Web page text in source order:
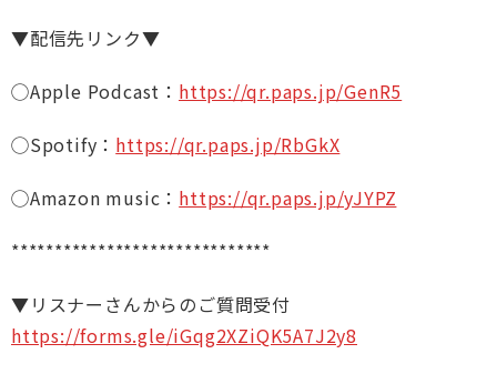
▼配信先リンク▼
◯Apple Podcast： https://qr.paps.jp/GenR5
◯Spotify： https://qr.paps.jp/RbGkX
◯Amazon music： https://qr.paps.jp/yJYPZ
******************************
▼リスナーさんからのご質問受付
https://forms.gle/iGqg2XZiQK5A7J2y8